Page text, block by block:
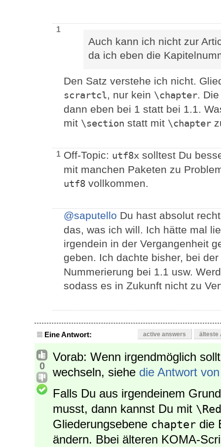
1
Auch kann ich nicht zur
da ich eben die
Den Satz verstehe ich nicht.
scrartcl, nur kein \chapter.
dann eben bei 1 statt bei 1.1.
mit \section statt mit \chapter
1 Off-Topic: utf8x solltest Du
mit manchen Paketen zu
utf8 vollkommen.
@saputello Du hast absolut
das, was ich will. Ich hätte mal
irgendein in der Vergangenheit
geben. Ich dachte bisher, bei
Nummerierung bei 1.1 usw.
sodass es in Zukunft nicht zu
Eine Antwort: active answers älteste
0
Vorab: Wenn irgendmöglich
wechseln, siehe die Antwort
Falls Du aus irgendeinem
musst, dann kannst Du mit
Gliederungsebene chapter die
ändern. Bbei älteren KOMA-